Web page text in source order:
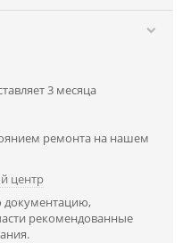
3 месяца
ремонта на нашем
центр
документацию,
рекомендованные